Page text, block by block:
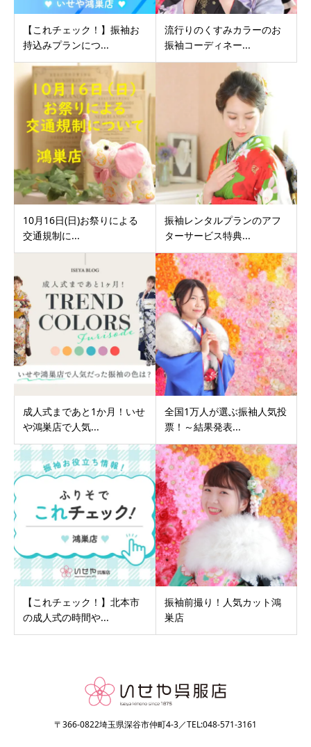
【これチェック！】振袖お
持込みプランにつ...
流行りのくすみカラーのお
振袖コーディネー...
10月16日(日)お祭りによる
交通規制に...
振袖レンタルプランのアフ
ターサービス特典...
成人式まであと1か月！いせ
や鴻巣店で人気...
全国1万人が選ぶ振袖人気投
票！～結果発表...
【これチェック！】北本市
の成人式の時間や...
振袖前撮り！人気カット鴻
巣店
〒366-0822埼玉県深谷市仲町4-3／TEL:048-571-3161